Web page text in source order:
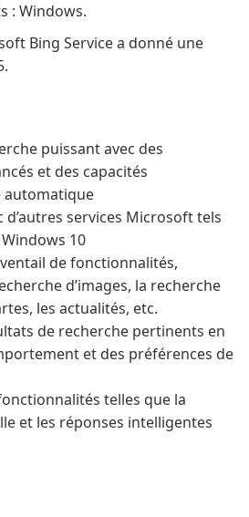
: Windows.
Bing Service a donné une
puissant avec des
et des capacités
automatique
services Microsoft tels
10
de fonctionnalités,
d’images, la recherche
les actualités, etc.
de recherche pertinents en
et des préférences de
telles que la
et les réponses intelligentes